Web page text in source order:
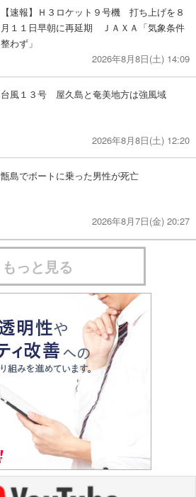
【速報】Ｈ３ロケット９号機 打ち上げを８
月１１日早朝に再延期 ＪＡＸＡ「気象条件
整わず」
2026年8月8日(土) 14:09
台風１３号 屋久島と奄美地方は強風域
2026年8月8日(土) 12:20
甑島でボートに乗った男性が死亡
2026年8月7日(金) 20:27
もっと見る